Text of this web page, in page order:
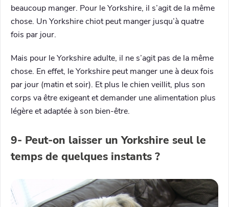
beaucoup manger. Pour le Yorkshire, il s’agit de la même
chose. Un Yorkshire chiot peut manger jusqu’à quatre
fois par jour.
Mais pour le Yorkshire adulte, il ne s’agit pas de la même
chose. En effet, le Yorkshire peut manger une à deux fois
par jour (matin et soir). Et plus le chien veillit, plus son
corps va être exigeant et demander une alimentation plus
légère et adaptée à son bien-être.
9- Peut-on laisser un Yorkshire seul le
temps de quelques instants ?